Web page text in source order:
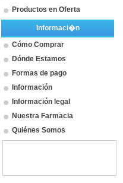
Productos en Oferta
Informaci�n
Cómo Comprar
Dónde Estamos
Formas de pago
Información
Información legal
Nuestra Farmacia
Quiénes Somos